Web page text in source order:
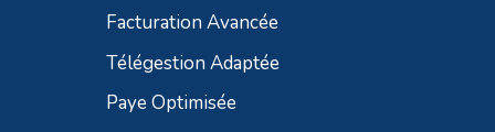
Facturation Avancée
Télégestion Adaptée
Paye Optimisée